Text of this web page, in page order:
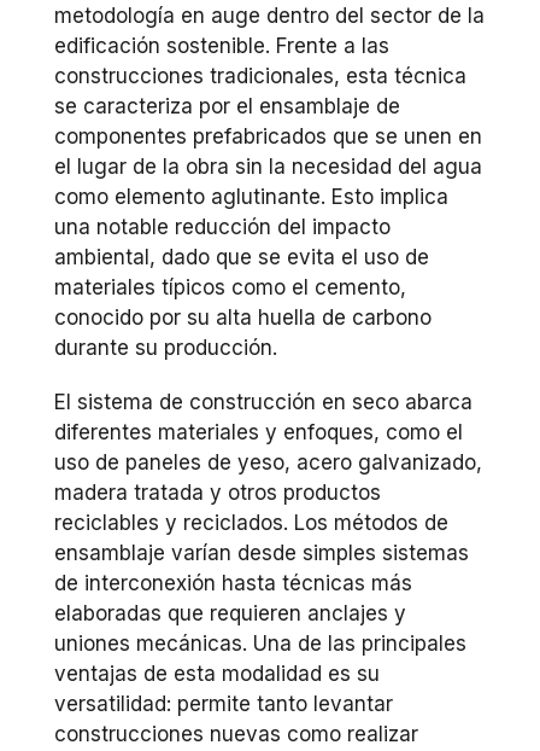
metodología en auge dentro del sector de la
edificación sostenible. Frente a las
construcciones tradicionales, esta técnica
se caracteriza por el ensamblaje de
componentes prefabricados que se unen en
el lugar de la obra sin la necesidad del agua
como elemento aglutinante. Esto implica
una notable reducción del impacto
ambiental, dado que se evita el uso de
materiales típicos como el cemento,
conocido por su alta huella de carbono
durante su producción.
El sistema de construcción en seco abarca
diferentes materiales y enfoques, como el
uso de paneles de yeso, acero galvanizado,
madera tratada y otros productos
reciclables y reciclados. Los métodos de
ensamblaje varían desde simples sistemas
de interconexión hasta técnicas más
elaboradas que requieren anclajes y
uniones mecánicas. Una de las principales
ventajas de esta modalidad es su
versatilidad: permite tanto levantar
construcciones nuevas como realizar